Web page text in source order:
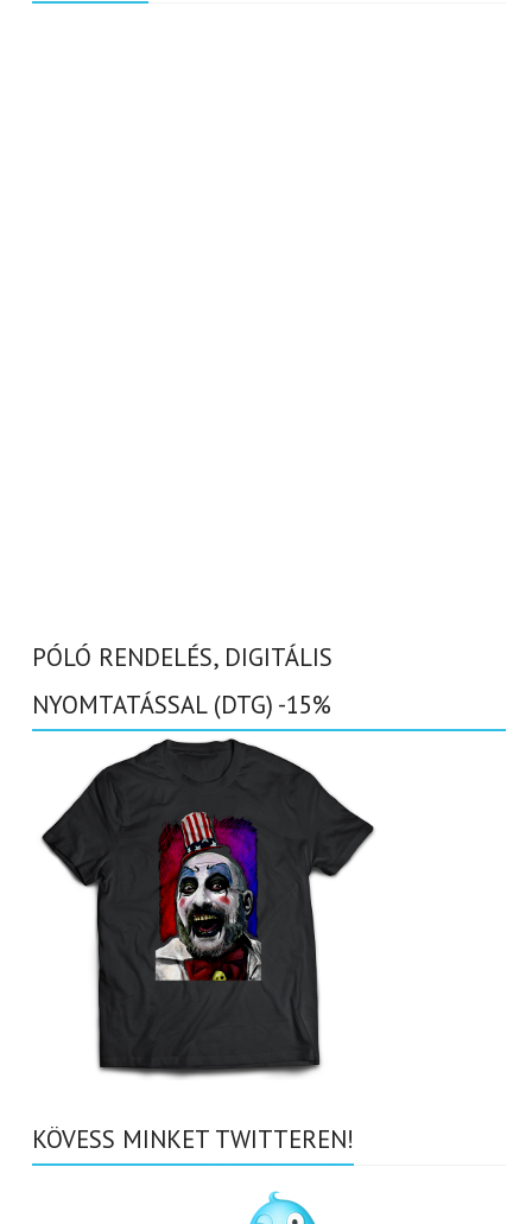
PÓLÓ RENDELÉS, DIGITÁLIS
NYOMTATÁSSAL (DTG) -15%
KÖVESS MINKET TWITTEREN!